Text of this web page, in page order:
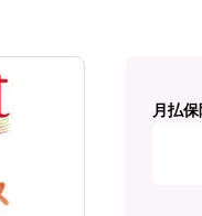
月払